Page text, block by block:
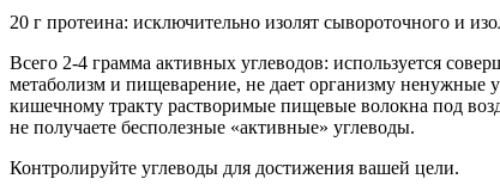
20 г протеина: исключительно изолят сывороточного и
Всего 2-4 грамма активных углеводов: используется
метаболизм и пищеварение, не дает организму ненужные
кишечному тракту растворимые пищевые волокна под
не получаете бесполезные «активные» углеводы.
Контролируйте углеводы для достижения вашей цели.